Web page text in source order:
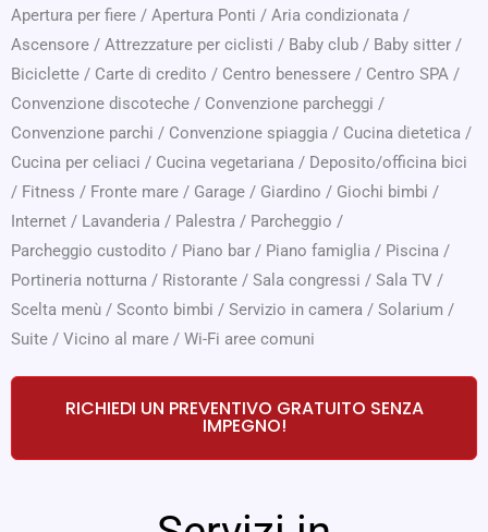
Apertura per fiere / Apertura Ponti / Aria condizionata /
Ascensore / Attrezzature per ciclisti / Baby club / Baby sitter /
Biciclette / Carte di credito / Centro benessere / Centro SPA /
Convenzione discoteche / Convenzione parcheggi /
Convenzione parchi / Convenzione spiaggia / Cucina dietetica /
Cucina per celiaci / Cucina vegetariana / Deposito/officina bici
/ Fitness / Fronte mare / Garage / Giardino / Giochi bimbi /
Internet / Lavanderia / Palestra / Parcheggio /
Parcheggio custodito / Piano bar / Piano famiglia / Piscina /
Portineria notturna / Ristorante / Sala congressi / Sala TV /
Scelta menù / Sconto bimbi / Servizio in camera / Solarium /
Suite / Vicino al mare / Wi-Fi aree comuni
RICHIEDI UN PREVENTIVO GRATUITO SENZA
IMPEGNO!